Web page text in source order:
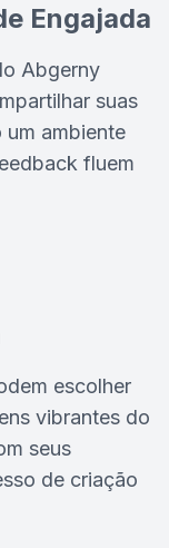
Engajada
Abgerny
suas
ambiente
fluem
escolher
vibrantes do
seus
de criação